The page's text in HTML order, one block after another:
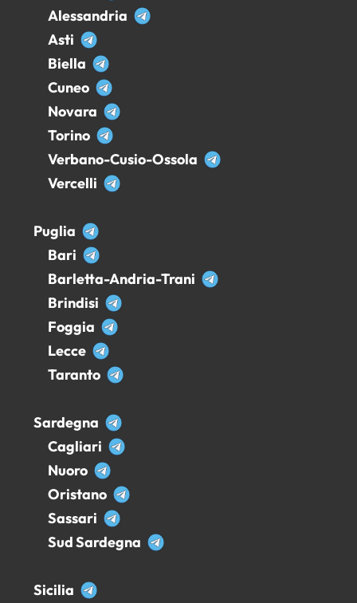
Alessandria
Asti
Biella
Cuneo
Novara
Torino
Verbano-Cusio-Ossola
Vercelli
Puglia
Bari
Barletta-Andria-Trani
Brindisi
Foggia
Lecce
Taranto
Sardegna
Cagliari
Nuoro
Oristano
Sassari
Sud Sardegna
Sicilia